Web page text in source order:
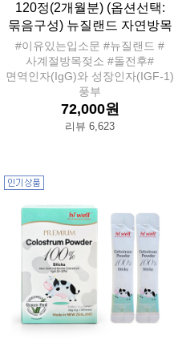
120정(2개월분) (옵션선택:
묶음구성) 뉴질랜드 자연방목
#이유있는입소문 #뉴질랜드 #
사계절방목젖소 #돌전후#
면역인자(IgG)와 성장인자(IGF-1)
풍부
72,000원
리뷰 6,623